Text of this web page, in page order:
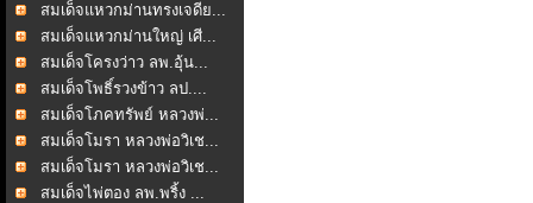
สมเด็จแหวกม่านทรงเจดีย...
สมเด็จแหวกม่านใหญ่ เศี...
สมเด็จโครงว่าว ลพ.อุ้น...
สมเด็จโพธิ์รวงข้าว ลป....
สมเด็จโภคทรัพย์ หลวงพ่...
สมเด็จโมรา หลวงพ่อวิเช...
สมเด็จโมรา หลวงพ่อวิเช...
สมเด็จไพ่ตอง ลพ.พริ้ง ...